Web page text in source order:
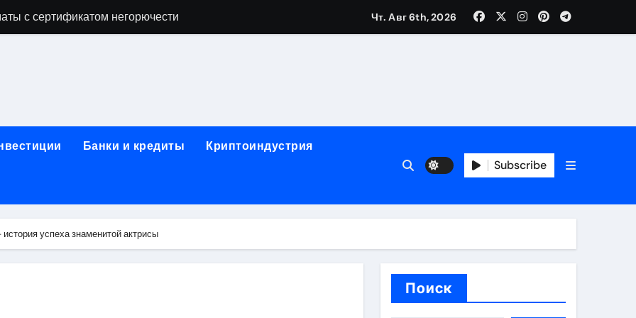
с сертификатом негорючести
и направляющих для конвейерных лент
лотков для хранения электронных компонентов
этапы строительства, проверка застройщика и сценарии оформления сделки
информация о сельскохозяйственных предприятиях
Чт. Авг 6th, 2026
Банки и кредиты Криптоиндустрия
Subscribe
успеха знаменитой актрисы
Поиск